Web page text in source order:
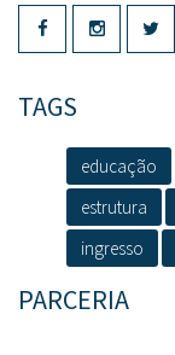
TAGS
educação
estrutura
ingresso
PARCERIA